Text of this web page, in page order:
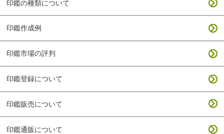
印鑑の種類について
印鑑作成例
印鑑市場の評判
印鑑登録について
印鑑販売について
印鑑通販について